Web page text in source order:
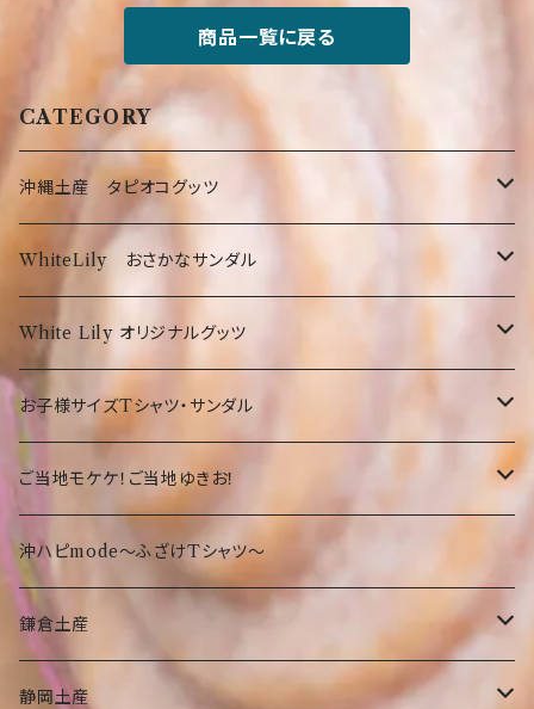
商品一覧に戻る
CATEGORY
沖縄土産 タピオコグッツ
沖縄限定Tシャツ
弊社オリジナルTシャツ
オリオンTシャツ
沖縄限定Tシャツ
お菓子・食品
お菓子
食品・飲料
沖縄の守り神！シーサー☆
沖縄限定☆ゆきお
沖縄限定小物類
タオル
カバン
オリオンビールグッツ
Tシャツ
WhiteLily おさかなサンダル
お魚サンダル
White Lily オリジナルグッツ
Tシャツ
沖縄
鎌倉
その他
小物
お子様サイズTシャツ・サンダル
サンダル
Tシャツ
ご当地モケケ！ご当地ゆきお！
東京
神奈川
静岡
沖ハピmode～ふざけTシャツ～
鎌倉土産
お菓子・食品
静岡土産